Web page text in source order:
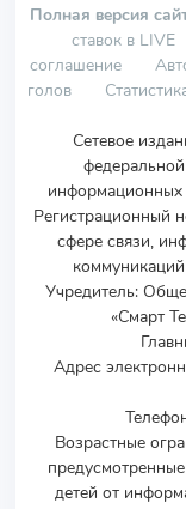
Полная версия
ставок в LIVE
соглашение
голов
Сетевое
информационных
Регистрационный
сфере связи,
Учредитель:
«Смарт
Адрес
Возрастные
детей от